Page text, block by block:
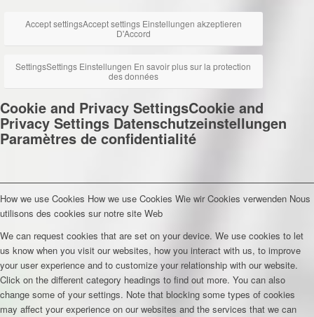
Accept settingsAccept settings Einstellungen akzeptieren
D'Accord
SettingsSettings Einstellungen En savoir plus sur la protection
des données
Cookie and Privacy SettingsCookie and
Privacy Settings Datenschutzeinstellungen
Paramètres de confidentialité
How we use Cookies How we use Cookies Wie wir Cookies verwenden Nous
utilisons des cookies sur notre site Web
We can request cookies that are set on your device. We use cookies to let
us know when you visit our websites, how you interact with us, to improve
your user experience and to customize your relationship with our website.
Click on the different category headings to find out more. You can also
change some of your settings. Note that blocking some types of cookies
may affect your experience on our websites and the services that we can